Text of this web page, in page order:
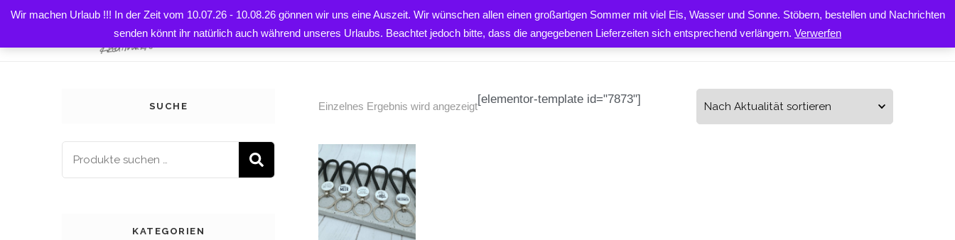
Wir machen Urlaub !!! In der Zeit vom 10.07.26 - 10.08.26 gönnen wir uns eine Auszeit. Wir wünschen allen einen großartigen Sommer mit viel Eis, Wasser und Sonne. Stöbern, bestellen und Nachrichten
senden könnt ihr natürlich auch während unseres Urlaubs. Beachtet jedoch bitte, dass die angegebenen Lieferzeiten sich entsprechend verlängern. Verwerfen
HOME PRODUKTE ÜBER UNS KONTAKT
[elementor-template id="7873"]
Einzelnes Ergebnis wird angezeigt
SUCHE
SUCHEN
KATEGORIEN